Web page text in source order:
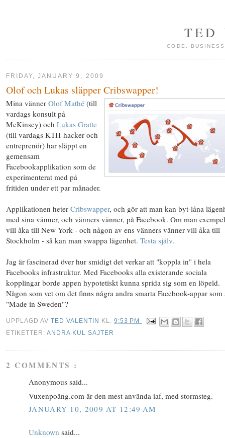
TED
CODE,
FRIDAY, JANUARY 9, 2009
Olof och Lukas släpper Cribswapper!
Mina vänner Olof Mathé (till
vardags konsult på
McKinsey) och Lukas Gratte
(till vardags KTH-hacker och
entreprenör) har släppt en
gemensam
Facebookapplikation som de
experimenterat med på
fritiden under ett par månader.
Applikationen heter Cribswapper, och gör att man kan byt-låna
med sina vänner, och vänners vänner, på Facebook. Om man
vill åka till New York - och någon av ens vänners vänner vill åka till
Stockholm - så kan man swappa lägenhet. Testa själv.
Jag är fascinerad över hur smidigt det verkar att "koppla in" i hela
Facebooks infrastruktur. Med Facebooks alla existerande sociala
kopplingar borde appen hypotetiskt kunna sprida sig som en löpeld.
Någon som vet om det finns några andra smarta Facebook-appar som
"Made in Sweden"?
UPPLAGD AVTED VALENTIN KL.9:53 PM
ETIKETTER:ANDRA KUL SAJTER
2 COMMENTS :
Anonymous said...
Vuxenpoäng.com är den mest använda iaf, med stormsteg.
JANUARY 10, 2009 AT 12:49 AM
Unknown said...